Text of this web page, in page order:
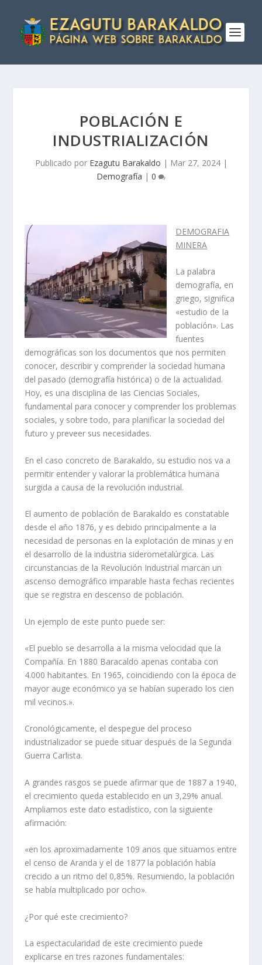
POBLACIÓN E
INDUSTRIALIZACIÓN
Publicado por Ezagutu Barakaldo | Mar 27, 2024|
Demografía | 0
DEMOGRAFIA
MINERA
La palabra
demografí­a, en
griego, significa
«estudio de Ia
población». Las
fuentes
demográficas son los documentos que nos permiten
conocer, describir y comprender la sociedad humana
del pasado (demografí­a histórica) o de la actualidad.
Hoy, es una disciplina de Ias Ciencias Sociales,
fundamental para conocer y comprender los problemas
sociales, y sobre todo, para planificar la sociedad del
futuro y preveer sus necesidades.
En el caso concreto de Barakaldo, su estudio nos va a
permitir entender y valorar la problemática humana
surgida a causa de la revolución industrial.
El aumento de población de Barakaldo es constatable
desde el año 1876, y es debido principalmente a Ia
necesidad de personas en la explotación de minas y en
el desarrollo de la industria siderometalúrgica. Las
circunstancias de la Revolución Industrial marcan un
ascenso demográfico imparable hasta fechas recientes
que se registra en descenso de población.
Un ejemplo de este punto puede ser:
«El pueblo se desarrolla a la misma velocidad que la
Compañí­a. En 1880 Baracaldo apenas contaba con
4.000 habitantes. En 1965, coincidiendo con la época de
mayor auge económico ya se habí­an superado los cien
mil vecinos.».
Cronológicamente, el despegue del proceso
industrializador se puede situar después de la Segunda
Guerra Carlista.
A grandes rasgos se puede afirmar que de 1887 a 1940,
el crecimiento queda establecido en un 3,29% anual.
Ampliamos este dato estadí­stico, con la siguiente
afirmación:
«en los aproximadamente 109 anos que situamos entre
el censo deAranda y el de 1877 la población habí­a
crecido a un ritmo del 0,85%. Resumiendo, la población
se habí­a multiplicado por ocho».
¿Por qué este crecimiento?
La espectacularidad de este crecimiento puede
explicarse en tres razones fundamentales: